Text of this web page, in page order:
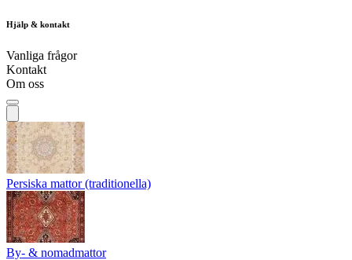
Hjälp & kontakt
Vanliga frågor
Kontakt
Om oss
Persiska mattor (traditionella)
By- & nomadmattor